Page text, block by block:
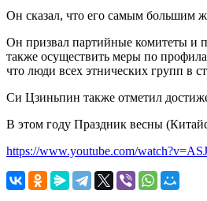
Он сказал, что его самым большим
Он призвал партийные комитеты и
также осуществить меры по
что люди всех этнических групп в
Си Цзиньпин также отметил
В этом году Праздник весны
https://www.youtube.com/